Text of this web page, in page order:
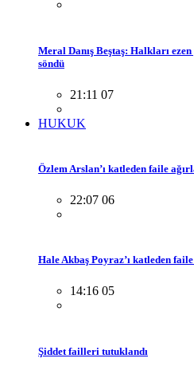
Meral Danış Beştaş: Halkları ezen
söndü
21:11 07
HUKUK
Özlem Arslan’ı katleden faile
22:07 06
Hale Akbaş Poyraz’ı katleden
14:16 05
Şiddet failleri tutuklandı